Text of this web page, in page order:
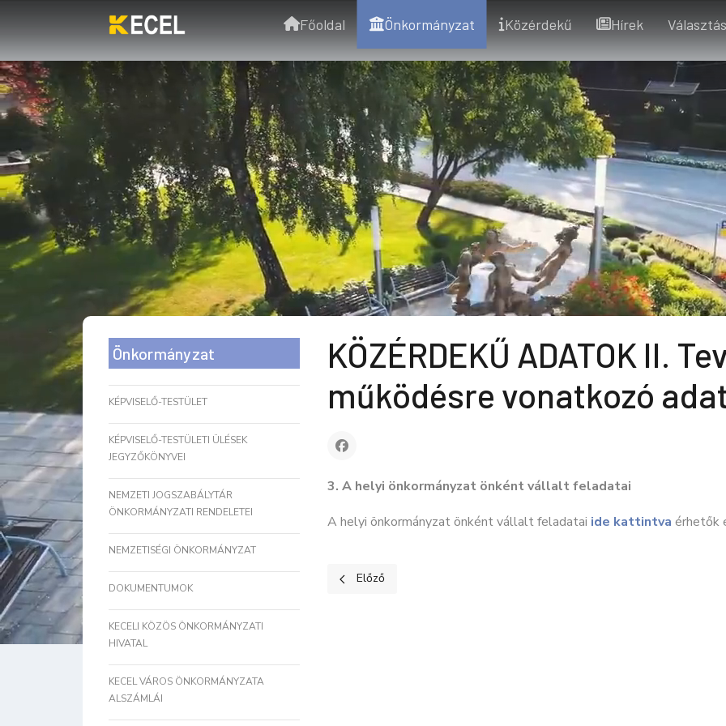
Főoldal Önkormányzat Közérdekű Hírek
Önkormányzat
KÉPVISELŐ-TESTÜLET
KÉPVISELŐ-TESTÜLETI ÜLÉSEK
JEGYZŐKÖNYVEI
NEMZETI JOGSZABÁLYTÁR
ÖNKORMÁNYZATI RENDELETEI
NEMZETISÉGI ÖNKORMÁNYZAT
DOKUMENTUMOK
KECELI KÖZÖS ÖNKORMÁNYZATI
HIVATAL
KECEL VÁROS ÖNKORMÁNYZATA
ALSZÁMLÁI
KÖZÉRDEKŰ ADATOK II.
működésre vonatkozó
3. A helyi önkormányzat önként vállalt feladatai
A helyi önkormányzat önként vállalt feladatai ide kattintva érhetők
Előző cikk: KÖZÉRDEKŰ ADATOK II. Tevékenységre, működésre vonatkozó
Előző